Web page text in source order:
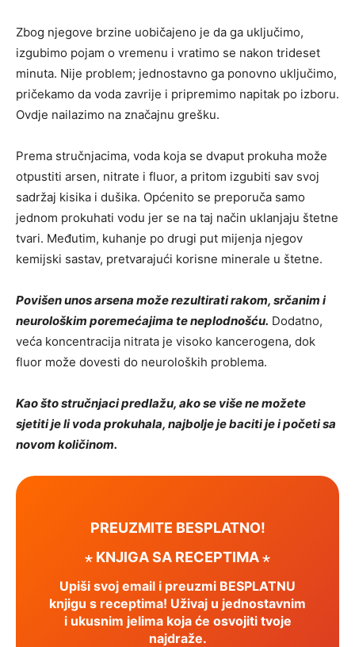
Zbog njegove brzine uobičajeno je da ga uključimo,
izgubimo pojam o vremenu i vratimo se nakon trideset
minuta. Nije problem; jednostavno ga ponovno uključimo,
pričekamo da voda zavrije i pripremimo napitak po izboru.
Ovdje nailazimo na značajnu grešku.
Prema stručnjacima, voda koja se dvaput prokuha može
otpustiti arsen, nitrate i fluor, a pritom izgubiti sav svoj
sadržaj kisika i dušika. Općenito se preporuča samo
jednom prokuhati vodu jer se na taj način uklanjaju štetne
tvari. Međutim, kuhanje po drugi put mijenja njegov
kemijski sastav, pretvarajući korisne minerale u štetne.
Povišen unos arsena može rezultirati rakom, srčanim i
neurološkim poremećajima te neplodnošću. Dodatno,
veća koncentracija nitrata je visoko kancerogena, dok
fluor može dovesti do neuroloških problema.
Kao što stručnjaci predlažu, ako se više ne možete
sjetiti je li voda prokuhala, najbolje je baciti je i početi sa
novom količinom.
PREUZMITE BESPLATNO!
⋆ KNJIGA SA RECEPTIMA ⋆
Upiši svoj email i preuzmi BESPLATNU
knjigu s receptima! Uživaj u jednostavnim
i ukusnim jelima koja će osvojiti tvoje
najdraže.